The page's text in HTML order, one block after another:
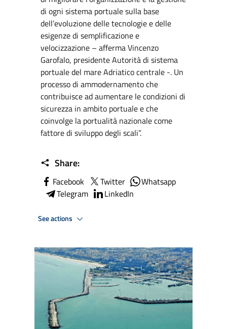
di ogni sistema portuale sulla base
dell’evoluzione delle tecnologie e delle
esigenze di semplificazione e
velocizzazione – afferma Vincenzo
Garofalo, presidente Autorità di sistema
portuale del mare Adriatico centrale -. Un
processo di ammodernamento che
contribuisce ad aumentare le condizioni di
sicurezza in ambito portuale e che
coinvolge la portualità nazionale come
fattore di sviluppo degli scali”.
Share:
Facebook Twitter
Whatsapp
Telegram
LinkedIn
See actions